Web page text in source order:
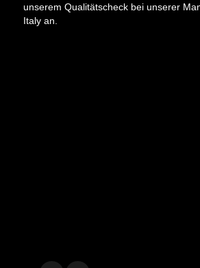
unserem Qualitätscheck bei unserer
Italy an.